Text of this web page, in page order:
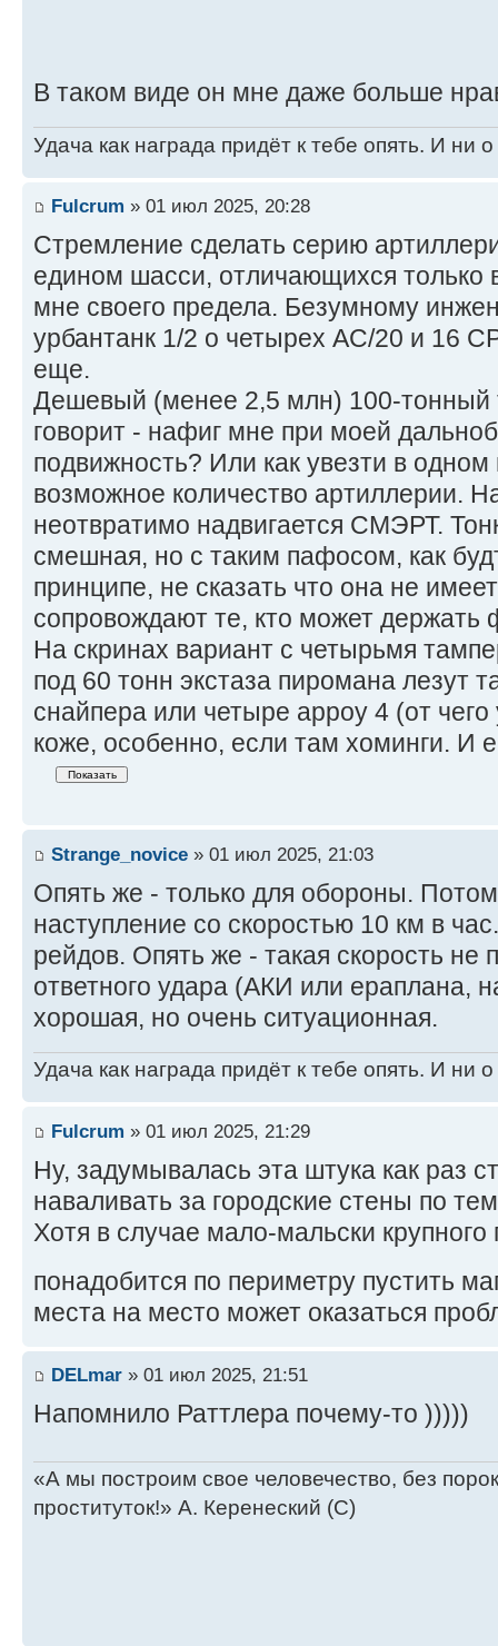
В таком виде он мне даже больше
Удача как награда придёт к тебе опять. И ни
Fulcrum » 01 июл 2025, 20:28
Стремление сделать серию
едином шасси, отличающихся только
мне своего предела. Безумному
урбантанк 1/2 о четырех АС/20 и 16
еще.
Дешевый (менее 2,5 млн) 100-тонный
говорит - нафиг мне при моей
подвижность? Или как увезти в
возможное количество артиллерии.
неотвратимо надвигается СМЭРТ.
смешная, но с таким пафосом, как
принципе, не сказать что она не
сопровождают те, кто может держать
На скринах вариант с четырьмя
под 60 тонн экстаза пиромана лезут
снайпера или четыре арроу 4 (от
коже, особенно, если там хоминги. И
Strange_novice » 01 июл 2025, 21:03
Опять же - только для обороны.
наступление со скоростью 10 км в
рейдов. Опять же - такая скорость не
ответного удара (АКИ или ераплана,
хорошая, но очень ситуационная.
Удача как награда придёт к тебе опять. И ни
Fulcrum » 01 июл 2025, 21:29
Ну, задумывалась эта штука как раз
наваливать за городские стены по
Хотя в случае мало-мальски
понадобится по периметру пустить
места на место может оказаться
DELmar » 01 июл 2025, 21:51
Напомнило Раттлера почему-то )))))
«А мы построим свое человечество, без
проституток!» А. Керенеский (С)